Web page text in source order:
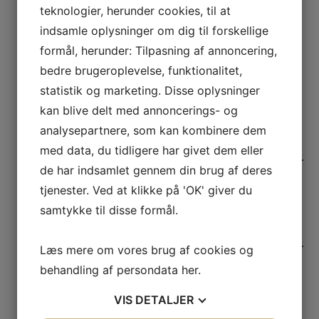
Serge – No. 9919
444,00kr. – 1.925,00kr.Prisinterval: 444,00 kr. til
1.925,00 kr.
Vælg muligheder
Sizing – No. 314
78,00 kr. – 1.925,00kr.Prisinterval: 78,00 kr. til 1.925,00 kr.
Vælg muligheder
Skylight – No. 205
78,00
Prisinterval: 78,00 kr. til 1.925,00 kr.
Vælg muligheder
Sloe Blue – No. 87
teknologier, herunder cookies, til at
indsamle oplysninger om dig til forskellige
formål, herunder: Tilpasning af annoncering,
bedre brugeroplevelse, funktionalitet,
statistik og marketing. Disse oplysninger
kan blive delt med annoncerings- og
analysepartnere, som kan kombinere dem
med data, du tidligere har givet dem eller
de har indsamlet gennem din brug af deres
tjenester. Ved at klikke på 'OK' giver du
samtykke til disse formål.
Læs mere om vores brug af cookies og
behandling af persondata her.
VIS DETALJER